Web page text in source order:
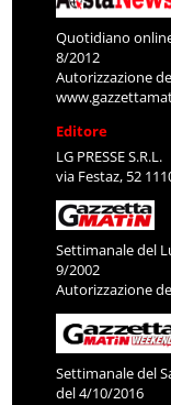
Quotidiano
8/2012
Autorizzazione
Editore
LG PRESSE S.R.L.
via Festaz, 52
Settimanale del
9/2002
Autorizzazione
Settimanale del
del 4/10/2016